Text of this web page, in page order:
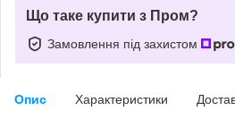
Що таке купити з Пром?
Замовлення під захистом
Опис Характеристики